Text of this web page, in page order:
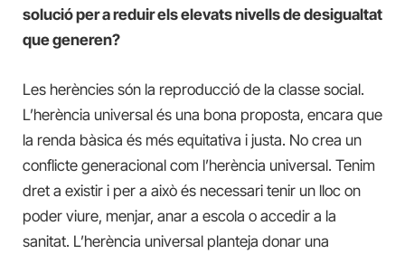
solució per a reduir els elevats nivells de desigualtat
que generen?
Les herències són la reproducció de la classe social.
L’herència universal és una bona proposta, encara que
la renda bàsica és més equitativa i justa. No crea un
conflicte generacional com l’herència universal. Tenim
dret a existir i per a això és necessari tenir un lloc on
poder viure, menjar, anar a escola o accedir a la
sanitat. L’herència universal planteja donar una